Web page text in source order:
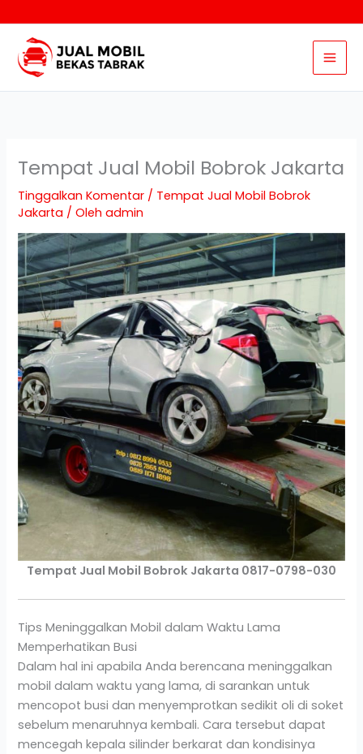
ke
konten
Tempat Jual Mobil Bobrok Jakarta
Tinggalkan Komentar / Tempat Jual Mobil Bobrok
Jakarta / Olehadmin
Tempat Jual Mobil Bobrok Jakarta 0817-0798-030
Tips Meninggalkan Mobil dalam Waktu Lama
Memperhatikan Busi
Dalam hal ini apabila Anda berencana meninggalkan
mobil dalam waktu yang lama, di sarankan untuk
mencopot busi dan menyemprotkan sedikit oli di soket
sebelum menaruhnya kembali. Cara tersebut dapat
mencegah kepala silinder berkarat dan kondisinya